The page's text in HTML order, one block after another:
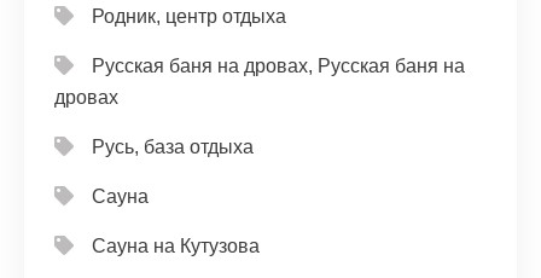
Родник, центр отдыха
Русская баня на дровах, Русская баня на
дровах
Русь, база отдыха
Сауна
Сауна на Кутузова